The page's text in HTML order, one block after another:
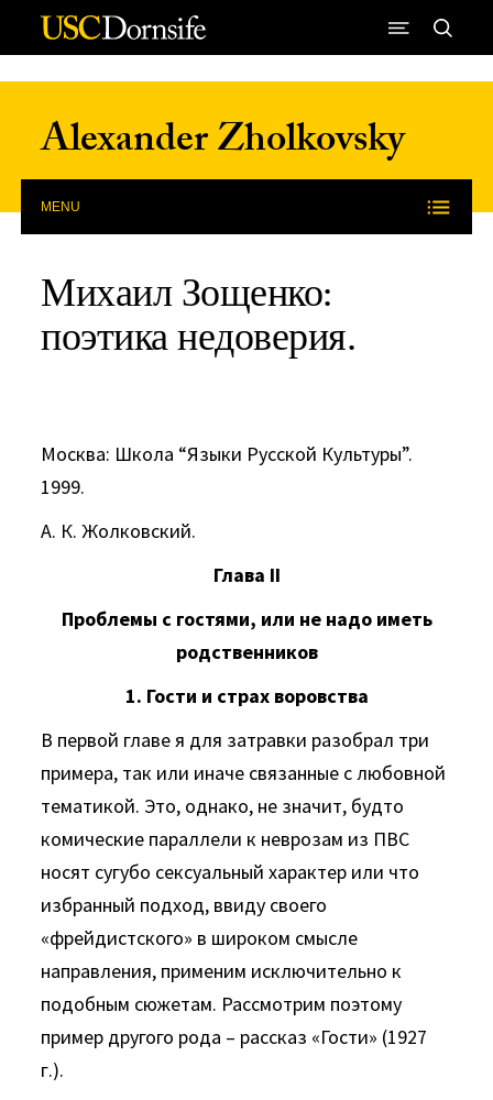
Skip to Content
Alexander Zholkovsky
MENU
Михаил Зощенко:
поэтика недоверия.
Mосква: Школа “Языки Русской Культуры”.
1999.
А. К. Жолковский.
Глава II
Проблемы с гостями, или не надо иметь
родственников
1. Гости и страх воровства
В первой главе я для затравки разобрал три
примера, так или иначе связанные с любовной
тематикой. Это, однако, не значит, будто
комические параллели к неврозам из ПВС
носят сугубо сексуальный характер или что
избранный подход, ввиду своего
«фрейдистского» в широком смысле
направления, применим исключительно к
подобным сюжетам. Рассмотрим поэтому
пример другого рода – рассказ «Гости» (1927
г.).